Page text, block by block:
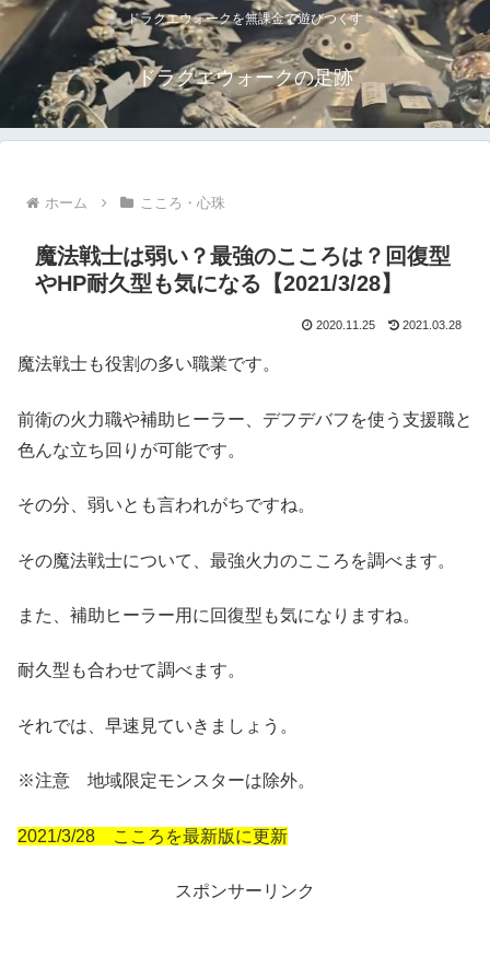
ドラクエウォークを無課金で遊びつくす
ドラクエウォークの足跡
ホーム こころ・心珠
魔法戦士は弱い？最強のこころは？回復型
やHP耐久型も気になる【2021/3/28】
2020.11.25 2021.03.28
魔法戦士も役割の多い職業です。
前衛の火力職や補助ヒーラー、デフデバフを使う支援職と
色んな立ち回りが可能です。
その分、弱いとも言われがちですね。
その魔法戦士について、最強火力のこころを調べます。
また、補助ヒーラー用に回復型も気になりますね。
耐久型も合わせて調べます。
それでは、早速見ていきましょう。
※注意 地域限定モンスターは除外。
2021/3/28 こころを最新版に更新
スポンサーリンク